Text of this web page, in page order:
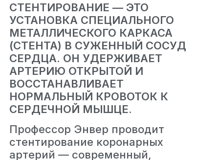
СТЕНТИРОВАНИЕ — ЭТО
УСТАНОВКА СПЕЦИАЛЬНОГО
МЕТАЛЛИЧЕСКОГО КАРКАСА
(СТЕНТА) В СУЖЕННЫЙ СОСУД
СЕРДЦА. ОН УДЕРЖИВАЕТ
АРТЕРИЮ ОТКРЫТОЙ И
ВОССТАНАВЛИВАЕТ
НОРМАЛЬНЫЙ КРОВОТОК К
СЕРДЕЧНОЙ МЫШЦЕ.
Профессор Энвер проводит
стентирование коронарных
артерий — современный,